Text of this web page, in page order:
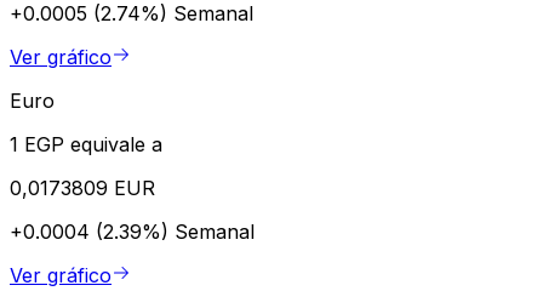
+0.0005 (2.74%) Semanal
Ver gráfico
Euro
1 EGP equivale a
0,0173809 EUR
+0.0004 (2.39%) Semanal
Ver gráfico